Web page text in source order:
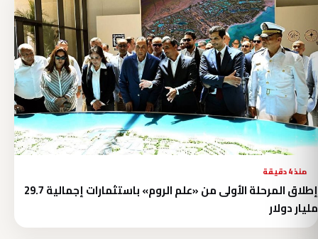
منذ 4 دقيقة
إطلاق المرحلة الأولى من «علم الروم» باستثمارات إجمالية 29.7
مليار دولار